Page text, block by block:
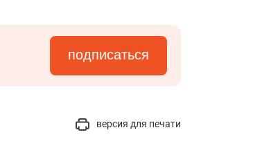
подписаться
версия для печати